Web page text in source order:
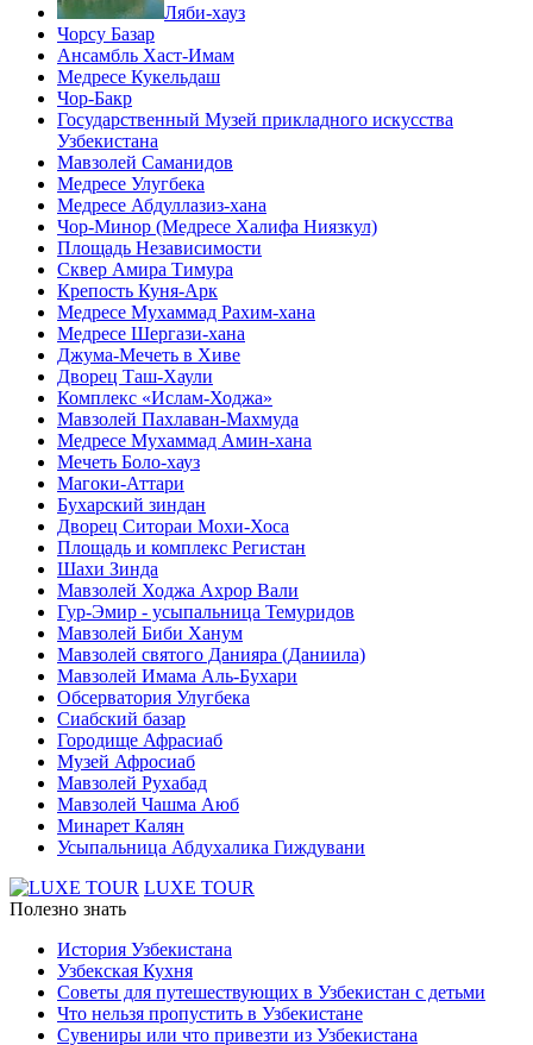
Ляби-хауз
Чорсу Базар
Ансамбль Хаст-Имам
Медресе Кукельдаш
Чор-Бакр
Государственный Музей прикладного искусства
Узбекистана
Мавзолей Саманидов
Медресе Улугбека
Медресе Абдуллазиз-хана
Чор-Минор (Медресе Халифа Ниязкул)
Площадь Независимости
Сквер Амира Тимура
Крепость Куня-Арк
Медресе Мухаммад Рахим-хана
Медресе Шергази-хана
Джума-Мечеть в Хиве
Дворец Таш-Хаули
Комплекс «Ислам-Ходжа»
Мавзолей Пахлаван-Махмуда
Медресе Мухаммад Амин-хана
Мечеть Боло-хауз
Магоки-Аттари
Бухарский зиндан
Дворец Ситораи Мохи-Хоса
Площадь и комплекс Регистан
Шахи Зинда
Мавзолей Ходжа Ахрор Вали
Гур-Эмир - усыпальница Темуридов
Мавзолей Биби Ханум
Мавзолей святого Данияра (Даниила)
Мавзолей Имама Аль-Бухари
Обсерватория Улугбека
Сиабский базар
Городище Афрасиаб
Музей Афросиаб
Мавзолей Рухабад
Мавзолей Чашма Аюб
Минарет Калян
Усыпальница Абдухалика Гиждувани
LUXE TOUR
Полезно знать
История Узбекистана
Узбекская Кухня
Советы для путешествующих в Узбекистан с детьми
Что нельзя пропустить в Узбекистане
Сувениры или что привезти из Узбекистана